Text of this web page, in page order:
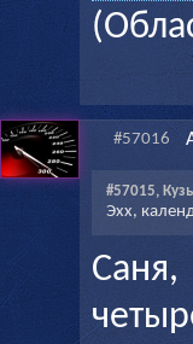
#57016
#57015,
Эхх,